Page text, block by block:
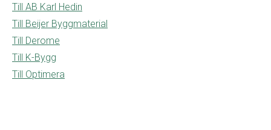
Till AB Karl Hedin
Till Beijer Byggmaterial
Till Derome
Till K-Bygg
Till Optimera